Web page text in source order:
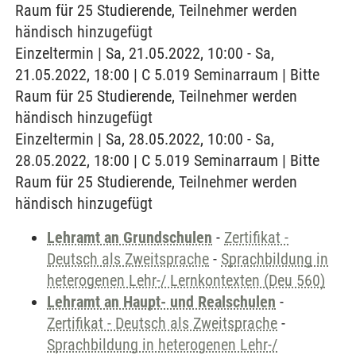
Raum für 25 Studierende, Teilnehmer werden
händisch hinzugefügt
Einzeltermin | Sa, 21.05.2022, 10:00 - Sa,
21.05.2022, 18:00 | C 5.019 Seminarraum | Bitte
Raum für 25 Studierende, Teilnehmer werden
händisch hinzugefügt
Einzeltermin | Sa, 28.05.2022, 10:00 - Sa,
28.05.2022, 18:00 | C 5.019 Seminarraum | Bitte
Raum für 25 Studierende, Teilnehmer werden
händisch hinzugefügt
Lehramt an Grundschulen - Zertifikat -
Deutsch als Zweitsprache - Sprachbildung in
heterogenen Lehr-/ Lernkontexten (Deu 560)
Lehramt an Haupt- und Realschulen -
Zertifikat - Deutsch als Zweitsprache -
Sprachbildung in heterogenen Lehr-/